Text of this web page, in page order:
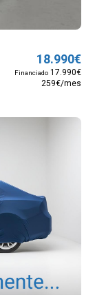
18.990€
Financiado 17.990€
259€/mes